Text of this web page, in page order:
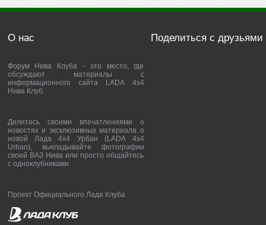
О нас
Форум Нива Клуба - это место, где
обсуждают материалы с
информационного сайта LADA 4x4
Нива Клуб.
Делитесь своими впечатлениями о
новостях и эксклюзивных материала о
новой Лада 4х4 Урбан (LADA 4x4
Urban), выкладывайте фотографии
своей ВАЗ Нива или просто общайтесь
с одноклубниками.
Проект Официального Лада Клуба
Поделиться с друзьями